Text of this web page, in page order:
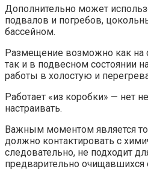
Дополнительно может
подвалов и погребов,
бассейном.
Размещение возможно как на
так и в подвесном состоянии
работы в холостую и
Работает «из коробки» — нет
настраивать.
Важным моментом является
должно контактировать с
следовательно, не подходит
предварительно очищавшихся